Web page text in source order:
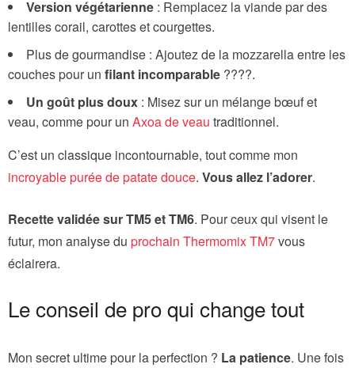
Version végétarienne : Remplacez la viande par des
lentilles corail, carottes et courgettes.
Plus de gourmandise : Ajoutez de la mozzarella entre les
couches pour un filant incomparable ????.
Un goût plus doux : Misez sur un mélange bœuf et
veau, comme pour un Axoa de veau traditionnel.
C’est un classique incontournable, tout comme mon
incroyable purée de patate douce. Vous allez l’adorer.
Recette validée sur TM5 et TM6. Pour ceux qui visent le
futur, mon analyse du prochain Thermomix TM7vous
éclairera.
Le conseil de pro qui change tout
Mon secret ultime pour la perfection ? La patience. Une fois